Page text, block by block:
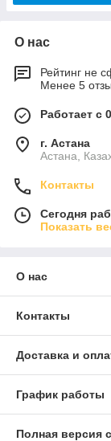
О нас
Рейтинг не
Менее 5
Работает с
г. Астана
Астана,
Контакты
Сегодня
Показать
О нас
Контакты
Доставка и
График работы
Полная версия